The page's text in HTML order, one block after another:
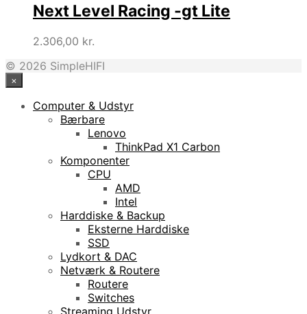
Next Level Racing -gt Lite
2.306,00 kr.
© 2026 SimpleHIFI
×
Computer & Udstyr
Bærbare
Lenovo
ThinkPad X1 Carbon
Komponenter
CPU
AMD
Intel
Harddiske & Backup
Eksterne Harddiske
SSD
Lydkort & DAC
Netværk & Routere
Routere
Switches
Streaming Udstyr